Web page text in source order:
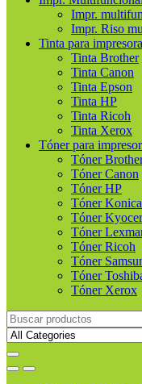
Impr.
Impr. Riso
Tinta para impresora
Tinta Brother
Tinta Canon
Tinta Epson
Tinta HP
Tinta Ricoh
Tinta Xerox
Tóner para
Tóner
Tóner Canon
Tóner HP
Tóner
Tóner
Tóner
Tóner Ricoh
Tóner
Tóner
Tóner Xerox
Buscar
productos